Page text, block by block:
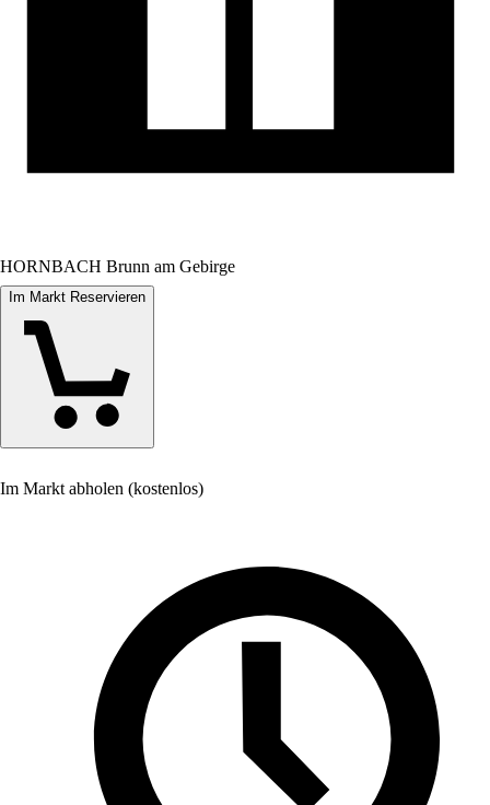
HORNBACH Brunn am Gebirge
Im Markt Reservieren
Im Markt abholen (kostenlos)